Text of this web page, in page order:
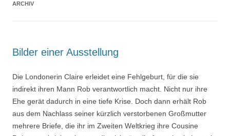
ARCHIV
Bilder einer Ausstellung
Die Londonerin Claire erleidet eine Fehlgeburt, für die sie
indirekt ihren Mann Rob verantwortlich macht. Nicht nur ihre
Ehe gerät dadurch in eine tiefe Krise. Doch dann erhält Rob
aus dem Nachlass seiner kürzlich verstorbenen Großmutter
mehrere Briefe, die ihr im Zweiten Weltkrieg ihre Cousine